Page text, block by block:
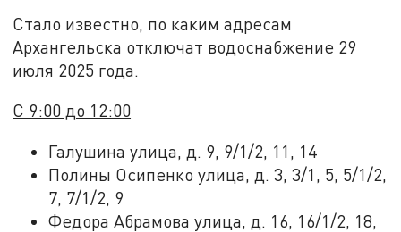
Стало известно, по каким адресам
Архангельска отключат водоснабжение 29
июля 2025 года.
С 9:00 до 12:00
Галушина улица, д. 9, 9/1/2, 11, 14
Полины Осипенко улица, д. 3, 3/1, 5, 5/1/2,
7, 7/1/2, 9
Федора Абрамова улица, д. 16, 16/1/2, 18,